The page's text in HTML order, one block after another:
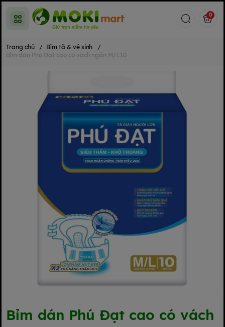
0
Trang chủ / Bỉm tã & vệ sinh
/
Bỉm dán Phú Đạt cao có vách ngăn M/L10
Bỉm dán Phú Đạt cao có vách